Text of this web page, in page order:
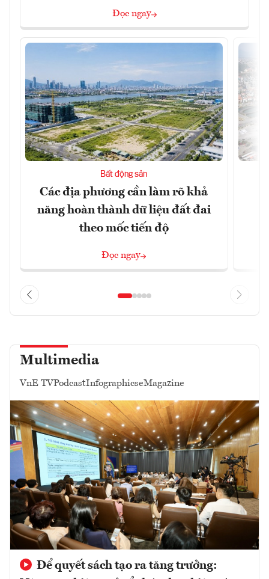
Đọc ngay
Bất động sản
Các địa phương cần làm rõ khả
năng hoàn thành dữ liệu đất đai
theo mốc tiến độ
Đọc ngay
Multimedia
VnE TVPodcastInfographicseMagazine
Để quyết sách tạo ra tăng trưởng: